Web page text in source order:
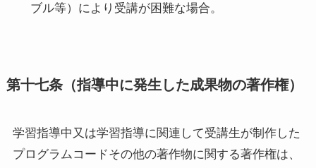
ブル等）により受講が困難な場合。
第十七条（指導中に発生した成果物の著作権）
学習指導中又は学習指導に関連して受講生が制作した
プログラムコードその他の著作物に関する著作権は、